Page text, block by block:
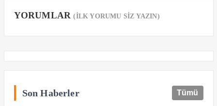
YORUMLAR(İLK YORUMU SİZ YAZIN)
Son Haberler Tümü